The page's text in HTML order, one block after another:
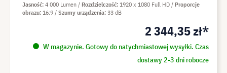
2 344,35 zł*
W magazynie. Gotowy do natychmiastowej wysyłki. Czas
dostawy 2-3 dni robocze
Jasność 4 000 Lumen Rozdzielczość 1920 x 1080 Full HD
Proporcje
obrazu 16:9 Szumy urządzenia 33 dB